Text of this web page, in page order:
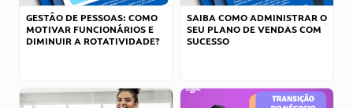
GESTÃO DE PESSOAS: COMO
MOTIVAR FUNCIONÁRIOS E
DIMINUIR A ROTATIVIDADE?
SAIBA COMO ADMINISTRAR O
SEU PLANO DE VENDAS COM
SUCESSO